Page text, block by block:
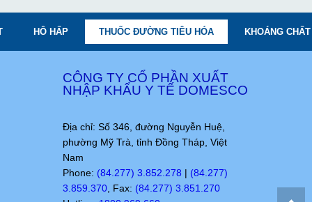
HÔ HẤP THUỐC ĐƯỜNG TIÊU HÓA KHOÁNG
CÔNG TY CỔ PHẦN XUẤT
NHẬP KHẨU Y TẾ DOMESCO
Địa chỉ: Số 346, đường Nguyễn Huệ,
phường Mỹ Trà, tỉnh Đồng Tháp, Việt
Nam
Phone: (84.277) 3.852.278 | (84.277)
3.859.370, Fax: (84.277) 3.851.270